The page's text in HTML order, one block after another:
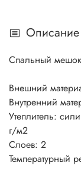
Описание
Спальный мешок
Внешний
Внутренний
Утеплитель:
г/м2
Слоев: 2
Температурный